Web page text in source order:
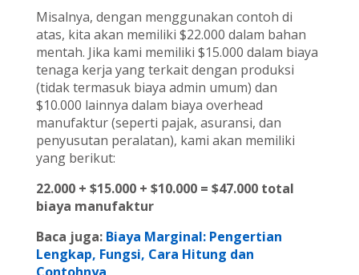
Misalnya, dengan menggunakan contoh di
atas, kita akan memiliki $22.000 dalam bahan
mentah. Jika kami memiliki $15.000 dalam biaya
tenaga kerja yang terkait dengan produksi
(tidak termasuk biaya admin umum) dan
$10.000 lainnya dalam biaya overhead
manufaktur (seperti pajak, asuransi, dan
penyusutan peralatan), kami akan memiliki
yang berikut:
22.000 + $15.000 + $10.000 = $47.000 total
biaya manufaktur
Baca juga: Biaya Marginal: Pengertian
Lengkap, Fungsi, Cara Hitung dan